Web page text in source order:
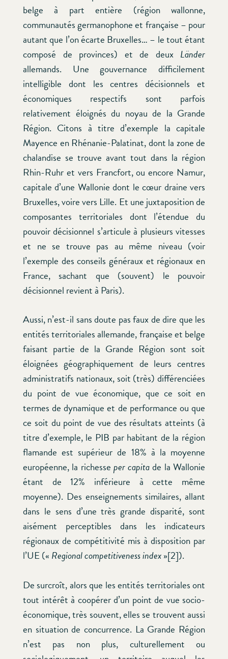
belge à part entière (région wallonne,
communautés germanophone et française – pour
autant que l’on écarte Bruxelles… – le tout étant
composé de provinces) et de deux Länder
allemands. Une gouvernance difficilement
intelligible dont les centres décisionnels et
économiques respectifs sont parfois
relativement éloignés du noyau de la Grande
Région. Citons à titre d’exemple la capitale
Mayence en Rhénanie-Palatinat, dont la zone de
chalandise se trouve avant tout dans la région
Rhin-Ruhr et vers Francfort, ou encore Namur,
capitale d’une Wallonie dont le cœur draine vers
Bruxelles, voire vers Lille. Et une juxtaposition de
composantes territoriales dont l’étendue du
pouvoir décisionnel s’articule à plusieurs vitesses
et ne se trouve pas au même niveau (voir
l’exemple des conseils généraux et régionaux en
France, sachant que (souvent) le pouvoir
décisionnel revient à Paris).
Aussi, n’est-il sans doute pas faux de dire que les
entités territoriales allemande, française et belge
faisant partie de la Grande Région sont soit
éloignées géographiquement de leurs centres
administratifs nationaux, soit (très) différenciées
du point de vue économique, que ce soit en
termes de dynamique et de performance ou que
ce soit du point de vue des résultats atteints (à
titre d’exemple, le PIB par habitant de la région
flamande est supérieur de 18% à la moyenne
européenne, la richesse per capitade la Wallonie
étant de 12% inférieure à cette même
moyenne). Des enseignements similaires, allant
dans le sens d’une très grande disparité, sont
aisément perceptibles dans les indicateurs
régionaux de compétitivité mis à disposition par
l’UE (« Regional competitiveness index»[2]).
De surcroît, alors que les entités territoriales ont
tout intérêt à coopérer d’un point de vue socio-
économique, très souvent, elles se trouvent aussi
en situation de concurrence. La Grande Région
n’est pas non plus, culturellement ou